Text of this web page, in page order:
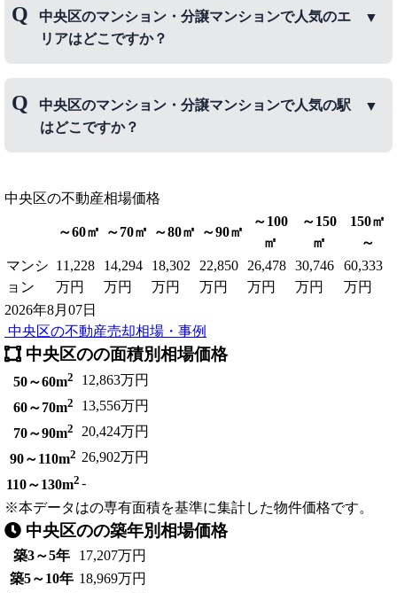
中央区のマンション・分譲マンションで人気のエ
リアはどこですか？
アは、月島 、勝どき 、晴海などです。
中央区のマンション・分譲マンションで人気の駅
はどこですか？
は、銀座駅、月島駅
中央区の不動産相場価格
～60㎡ ～70㎡ ～80㎡ ～90㎡
～100
㎡
～150
㎡
150㎡
～
マンシ
ョン
11,228
万円
14,294
万円
18,302
万円
22,850
万円
26,478
万円
30,746
万円
60,333
万円
2026年8月07日
中央区の不動産売却相場・事例
中央区のの面積別相場価格
50～60m2
12,863万円
60～70m2
13,556万円
70～90m2
20,424万円
90～110m2 26,902万円
110～130m2 -
※本データはの専有面積を基準に集計した物件価格です。
中央区のの築年別相場価格
築3～5年
17,207万円
築5～10年 18,969万円